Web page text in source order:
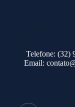
Telefone: (32)
Email: